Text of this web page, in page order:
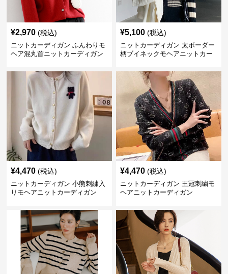
¥2,970 (税込)
ニットカーディガン ふんわりモ
ヘア混丸首ニットカーディガン
¥5,100 (税込)
ニットカーディガン 太ボーダー
柄ブイネックモヘアニットカー
¥4,470 (税込)
ニットカーディガン 小熊刺繍入
りモヘアニットカーディガン
¥4,470 (税込)
ニットカーディガン 王冠刺繍モ
ヘアニットカーディガン